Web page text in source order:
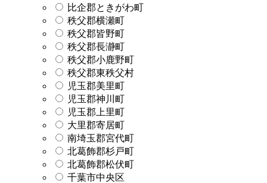
比企郡ときがわ町
秩父郡横瀬町
秩父郡皆野町
秩父郡長瀞町
秩父郡小鹿野町
秩父郡東秩父村
児玉郡美里町
児玉郡神川町
児玉郡上里町
大里郡寄居町
南埼玉郡宮代町
北葛飾郡杉戸町
北葛飾郡松伏町
千葉市中央区